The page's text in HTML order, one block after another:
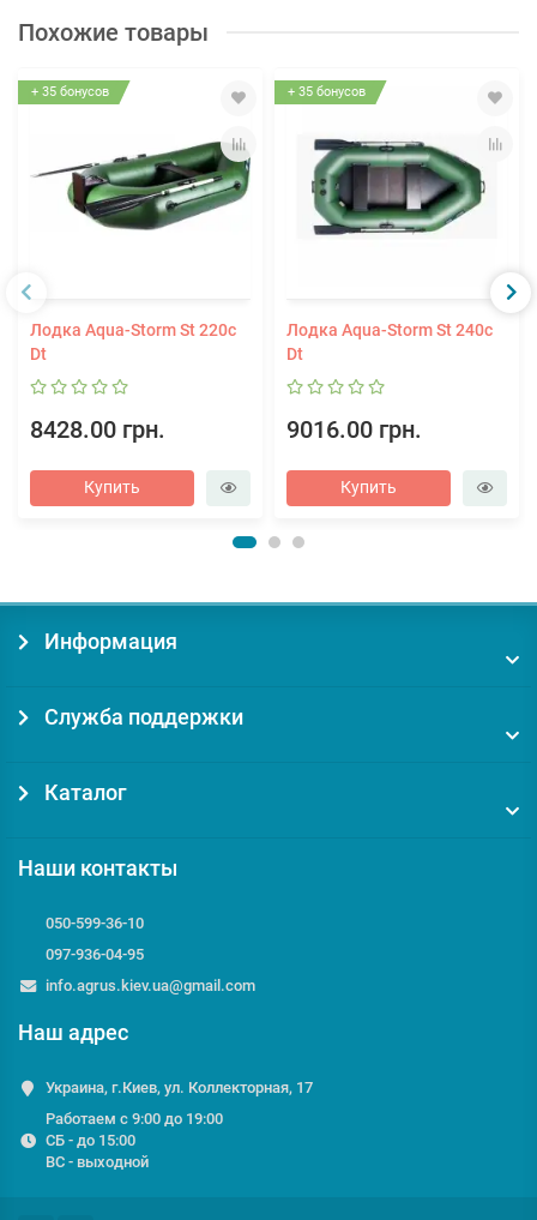
Похожие товары
+ 35 бонусов
Лодка Aqua-Storm St 220c
Dt
8428.00 грн.
Купить
+ 35 бонусов
Лодка Aqua-Storm St 240с
Dt
9016.00 грн.
Купить
Информация
Служба поддержки
Каталог
Наши контакты
050-599-36-10
097-936-04-95
info.agrus.kiev.ua@gmail.com
Наш адрес
Украина, г.Киев, ул. Коллекторная, 17
Работаем с 9:00 до 19:00
СБ - до 15:00
ВС - выходной